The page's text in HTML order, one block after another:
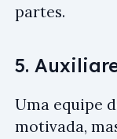
partes.
5.
Uma equipe
motivada,